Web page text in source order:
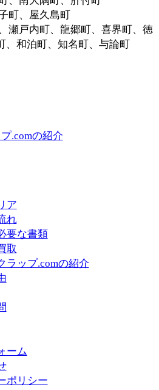
の紹介
な書類
ップ.comの紹介
ム
リシー
いて
山町大字久原字西2550番地
りスクラッ